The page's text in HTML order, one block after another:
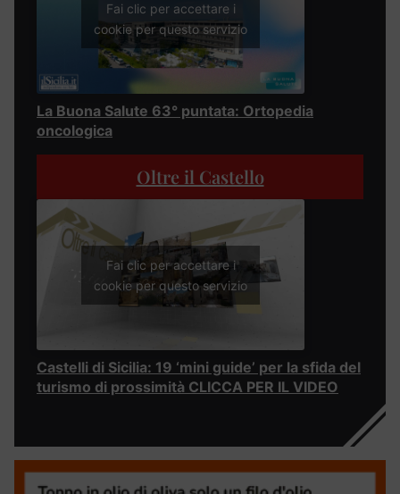
Fai clic per accettare i
cookie per questo servizio
La Buona Salute 63° puntata: Ortopedia
oncologica
Oltre il Castello
Fai clic per accettare i
cookie per questo servizio
Castelli di Sicilia: 19 ‘mini guide’ per la sfida del
turismo di prossimità CLICCA PER IL VIDEO